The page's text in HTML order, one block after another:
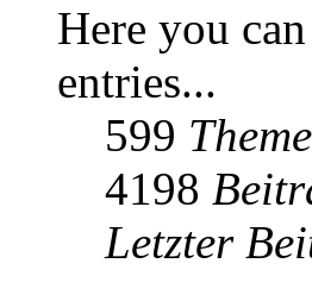
Here you
entries...
599
4198
Letzter